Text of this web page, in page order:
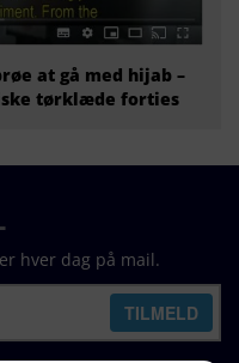
at gå med hijab –
tørklæde forties
hver dag på mail.